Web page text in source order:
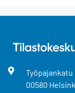
Työpajankatu
00580